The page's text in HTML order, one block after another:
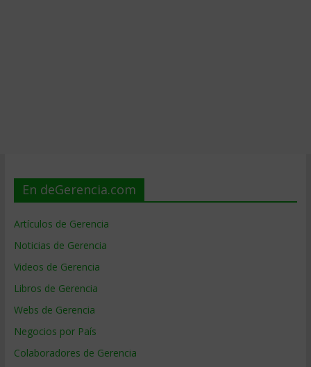
En deGerencia.com
Artículos de Gerencia
Noticias de Gerencia
Videos de Gerencia
Libros de Gerencia
Webs de Gerencia
Negocios por País
Colaboradores de Gerencia